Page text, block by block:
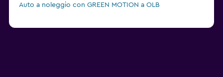
Auto a noleggio con GREEN MOTION a OLB